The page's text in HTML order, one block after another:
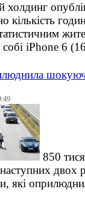
холдинг
кількість
iPhone 6 (
850
двох
які